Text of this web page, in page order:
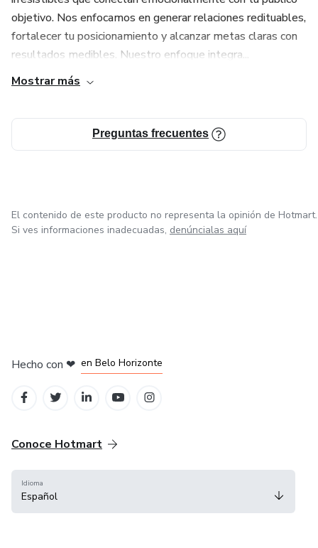
objetivo. Nos enfocamos en generar relaciones redituables,
fortalecer tu posicionamiento y alcanzar metas claras con
resultados medibles. Nuestro enfoque integra...
Mostrar más
Preguntas frecuentes
El contenido de este producto no representa la opinión de Hotmart.
Si ves informaciones inadecuadas, denúncialas aquí
Hecho con ❤ en Belo Horizonte
Conoce Hotmart
Idioma
Español